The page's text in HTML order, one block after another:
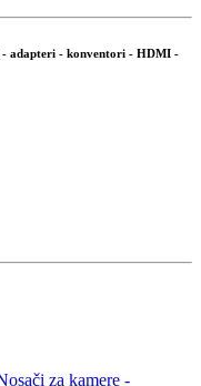
- adapteri - konventori - HDMI -